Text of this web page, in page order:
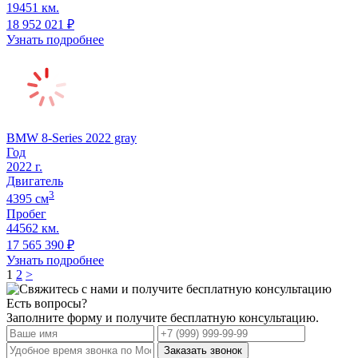
19451 км.
18 952 021 ₽
Узнать подробнее
BMW 8-Series 2022 gray
Год
2022 г.
Двигатель
4395 cм3
Пробег
44562 км.
17 565 390 ₽
Узнать подробнее
1 2 >
Есть вопросы?
Заполните форму и получите бесплатную консультацию.
Заказать звонок